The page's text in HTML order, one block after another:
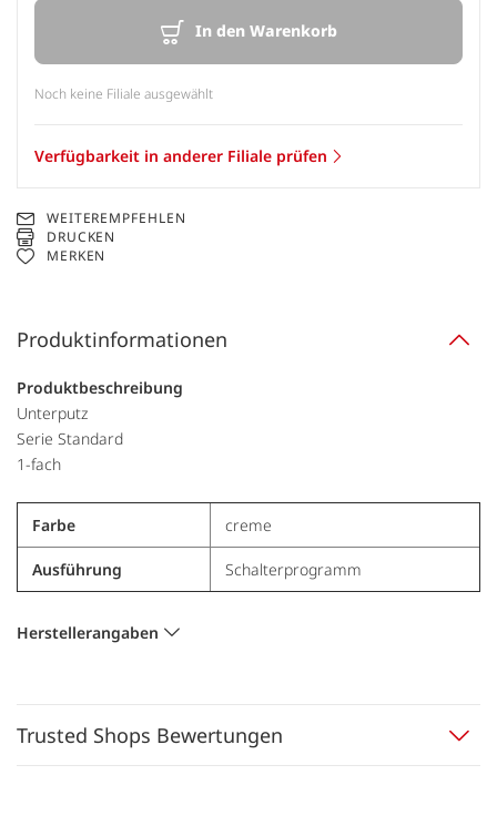
In den Warenkorb
Noch keine Filiale ausgewählt
Verfügbarkeit in anderer Filiale prüfen
WEITEREMPFEHLEN
DRUCKEN
MERKEN
Produktinformationen
Produktbeschreibung
Unterputz
Serie Standard
1-fach
Farbe creme
Ausführung Schalterprogramm
Herstellerangaben
Trusted Shops Bewertungen